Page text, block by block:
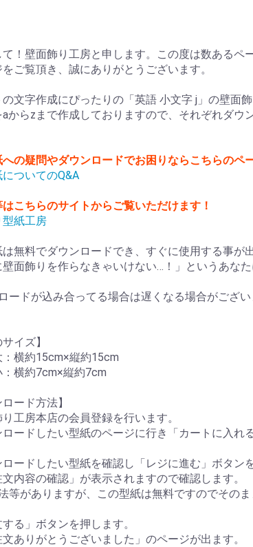
！壁面飾り工房と申します。この度は数あるペ
ご覧頂き、誠にありがとうございます。
文字作成にぴったりの「英語 小文字 j」の壁面飾
からzまで作成しておりますので、それぞれダウ
の疑問やダウンロードでお困りならこちらのペ
ついてのQ&A
こちらのサイトからご覧いただけます！
紙工房
は無料でダウンロードでき、すぐに使用する事が
壁面飾りを作らなきゃいけない…！」というあな
ードが込み合ってる場合は遅くなる場合がござい
イズ】
：横約15cm×縦約15cm
：横約7cm×縦約7cm
ロード方法】
工房本店の会員登録を行います。
ードしたい型紙のページに行き「カートに入れ
ードしたい型紙を確認し「レジに進む」ボタンを
内容の確認」が表示されますので確認します。
等がありますが、この型紙は無料ですのでその
る」ボタンを押します。
ありがとうございました」のページが出ます。